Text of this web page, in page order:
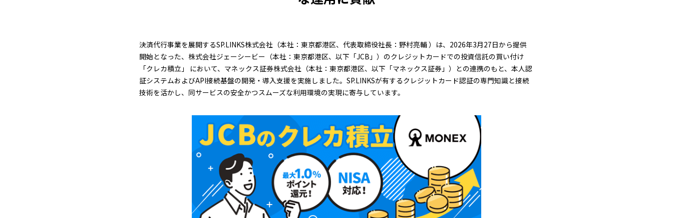
決済代行事業を展開するSP.LINKS株式会社（本社：東京都港区、代表取締役社長：野村亮輔 ）は、2026年3月27日から提供
開始となった、株式会社ジェーシービー（本社：東京都港区、以下「JCB」）のクレジットカードでの投資信託の買い付け
「クレカ積立」 において、マネックス証券株式会社（本社：東京都港区、以下「マネックス証券」）との連携のもと、本人認
証システムおよびAPI接続基盤の開発・導入支援を実施しました。SP.LINKSが有するクレジットカード認証の専門知識と接続
技術を活かし、同サービスの安全かつスムーズな利用環境の実現に寄与しています。